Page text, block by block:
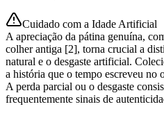
Cuidado com a Idade Artificial
A apreciação da pátina genuína,
colher antiga [2], torna crucial a
natural e o desgaste artificial.
a história que o tempo escreveu no
A perda parcial ou o desgaste
frequentemente sinais de